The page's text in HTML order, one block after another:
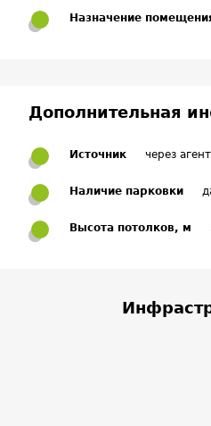
Назначение
Дополнительная
Источник через
Наличие парковки
Высота потолков, м